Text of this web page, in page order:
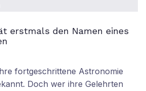
erstmals den Namen eines
fortgeschrittene Astronomie
Doch wer ihre Gelehrten